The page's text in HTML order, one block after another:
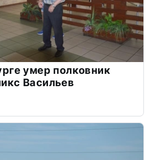
умер полковник
Васильев